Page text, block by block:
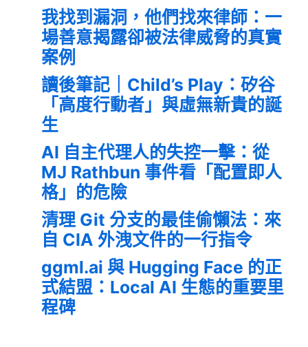
我找到漏洞，他們找來律師：一
場善意揭露卻被法律威脅的真實
案例
讀後筆記｜Child’s Play：矽谷
「高度行動者」與虛無新貴的誕
生
AI 自主代理人的失控一擊：從
MJ Rathbun 事件看「配置即人
格」的危險
清理 Git 分支的最佳偷懶法：來
自 CIA 外洩文件的一行指令
ggml.ai 與 Hugging Face 的正
式結盟：Local AI 生態的重要里
程碑